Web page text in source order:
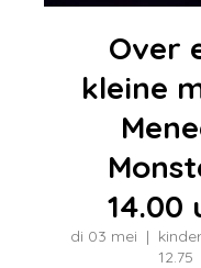
Over
kleine
14.00
di 03 mei
  |
12.75